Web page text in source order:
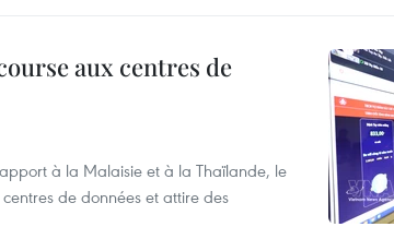
aux centres de
à la Malaisie et à la Thaïlande, le
de données et attire des